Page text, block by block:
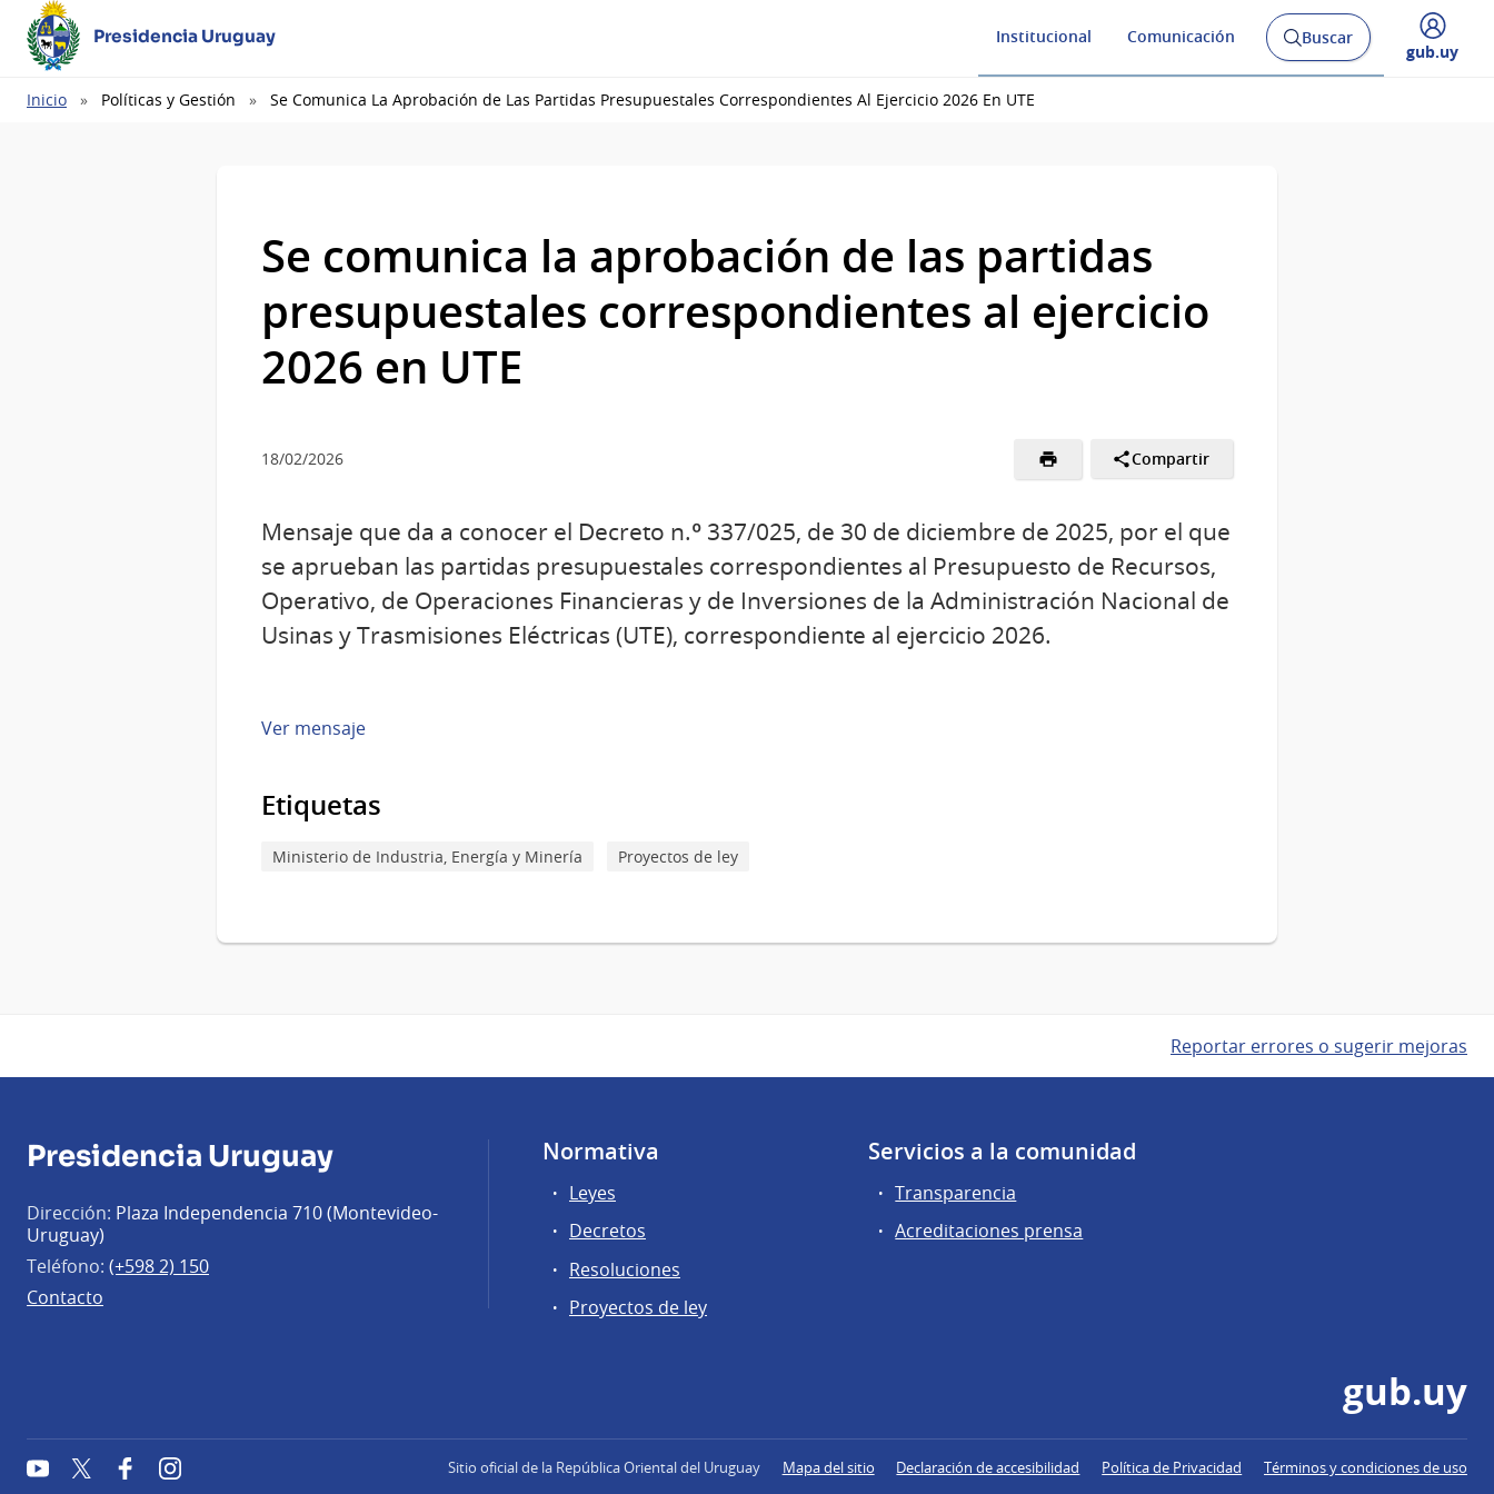
Presidencia Uruguay Institucional Comunicación
Abrir
buscador
Buscar
Desplegar
gub.uy
Ruta
Inicio Políticas y Gestión Se Comunica La Aprobación de Las Partidas Presupuestales Correspondientes Al Ejercicio 2026 En UTE
Se comunica la aprobación de las partidas
presupuestales correspondientes al ejercicio
2026 en UTE
18/02/2026 Compartir
Mensaje que da a conocer el Decreto n.º 337/025, de 30 de diciembre de 2025, por el que
se aprueban las partidas presupuestales correspondientes al Presupuesto de Recursos,
Operativo, de Operaciones Financieras y de Inversiones de la Administración Nacional de
Usinas y Trasmisiones Eléctricas (UTE), correspondiente al ejercicio 2026.
Ver mensaje
Etiquetas
Ministerio de Industria, Energía y Minería Proyectos de ley
Reportar errores o sugerir mejoras
Presidencia Uruguay
Dirección: Plaza Independencia 710 (Montevideo-
Uruguay)
Teléfono: (+598 2) 150
Contacto
Normativa
Leyes
Decretos
Resoluciones
Proyectos de ley
Servicios a la comunidad
Transparencia
Acreditaciones prensa
gub.uy
YouTube Twitter FacebookInstagram Sitio oficial de la República Oriental del Uruguay Mapa del sitio Declaración de accesibilidad Política de Privacidad Términos y condiciones de uso